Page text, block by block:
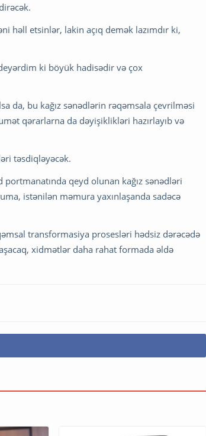
həll etsinlər, lakin açıq demək lazımdır ki,
ki böyük hadisədir və çox
da, bu kağız sənədlərin rəqəmsala çevrilməsi
qərarlarna da dəyişiklikləri hazırlayıb və
təsdiqləyəcək.
qeyd olunan kağız sənədləri
istənilən məmura yaxınlaşanda sadəcə
transformasiya prosesləri hədsiz dərəcədə
xidmətlər daha rahat formada əldə